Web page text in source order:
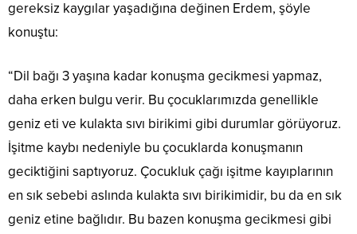
gereksiz kaygılar yaşadığına değinen Erdem, şöyle
konuştu:
“Dil bağı 3 yaşına kadar konuşma gecikmesi yapmaz,
daha erken bulgu verir. Bu çocuklarımızda genellikle
geniz eti ve kulakta sıvı birikimi gibi durumlar görüyoruz.
İşitme kaybı nedeniyle bu çocuklarda konuşmanın
geciktiğini saptıyoruz. Çocukluk çağı işitme kayıplarının
en sık sebebi aslında kulakta sıvı birikimidir, bu da en sık
geniz etine bağlıdır. Bu bazen konuşma gecikmesi gibi